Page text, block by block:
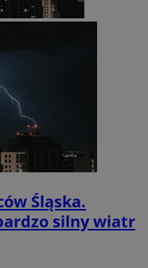
Śląska.
silny wiatr